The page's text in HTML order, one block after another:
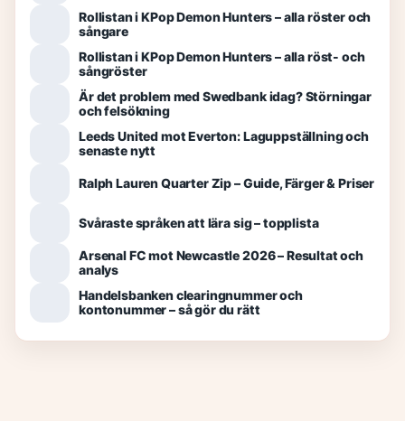
Rollistan i KPop Demon Hunters – alla röster och
sångare
Rollistan i KPop Demon Hunters – alla röst- och
sångröster
Är det problem med Swedbank idag? Störningar
och felsökning
Leeds United mot Everton: Laguppställning och
senaste nytt
Ralph Lauren Quarter Zip – Guide, Färger & Priser
Svåraste språken att lära sig – topplista
Arsenal FC mot Newcastle 2026 – Resultat och
analys
Handelsbanken clearingnummer och
kontonummer – så gör du rätt